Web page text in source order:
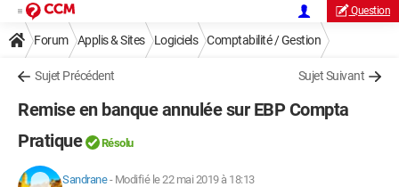
Question
Forum Applis & Sites Logiciels Comptabilité / Gestion
Sujet Précédent Sujet Suivant
Remise en banque annulée sur EBP Compta
Pratique
Résolu
Sandrane- Modifié le 22 mai 2019 à 18:13